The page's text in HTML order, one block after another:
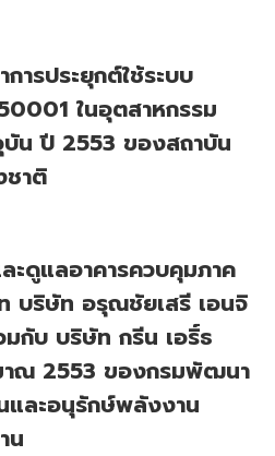
ารประยุกต์ใช้ระบบ
ในอุตสาหกรรม
น ปี 2553 ของสถาบัน
าติ
ะดูแลอาคารควบคุมภาค
บริษัท อรุณชัยเสรี เอนจิ
มกับ บริษัท กรีน เอริ์ธ
าณ 2553 ของกรมพัฒนา
ละอนุรักษ์พลังงาน
น